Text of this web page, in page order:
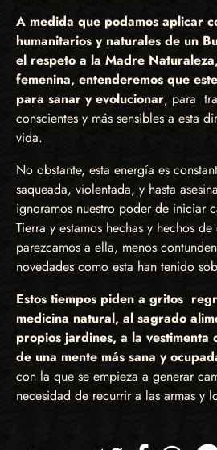
A medida que podamos aplicar
humanitarios y naturales de un
el respeto a la Madre
femenina, entenderemos que
para sanar y evolucionar, para
conscientes y más sensibles a esta
vida.
No obstante, esta energía es
saqueada, violentada, y hasta
ignoramos nuestro poder de iniciar
Tierra y estamos hechas y hechos
parezcamos a ella, menos
novedades como esta han tenido
Estos tiempos piden a gritos
medicina natural, al sagrado
propios jardines, a la vestimenta
de una mente más sana y
con la que se empieza a generar
necesidad de recurrir a las armas y